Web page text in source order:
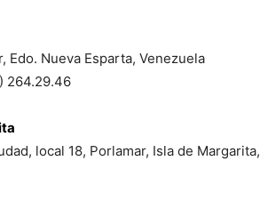
Edo. Nueva Esparta, Venezuela
264.29.46
local 18, Porlamar, Isla de Margarita,